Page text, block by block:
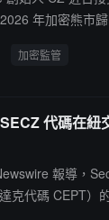
極辯護，並強調
明令禁止加密企
年加密熊市
台接入 Binance
CZ 明確表示不
份參與旗下投資
判仍在推進，但
背書。參議院在
加密監管
代碼在紐
報導，
克代碼 CEPT）